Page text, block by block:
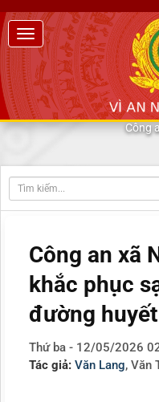
Công
Công an xã
khắc phục
đường
Thứ ba - 12/05/2026
Tác giả: Văn Lang, Văn